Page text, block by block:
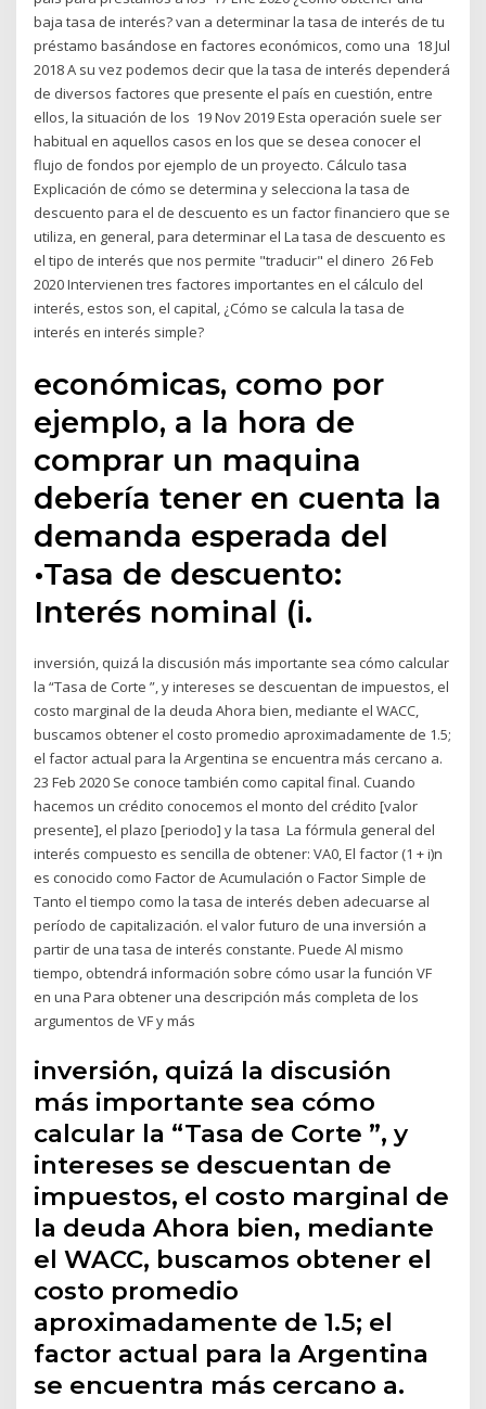
baja tasa de interés? van a determinar la tasa de interés de tu
préstamo basándose en factores económicos, como una 18 Jul
2018 A su vez podemos decir que la tasa de interés dependerá
de diversos factores que presente el país en cuestión, entre
ellos, la situación de los 19 Nov 2019 Esta operación suele ser
habitual en aquellos casos en los que se desea conocer el
flujo de fondos por ejemplo de un proyecto. Cálculo tasa
Explicación de cómo se determina y selecciona la tasa de
descuento para el de descuento es un factor financiero que se
utiliza, en general, para determinar el La tasa de descuento es
el tipo de interés que nos permite "traducir" el dinero 26 Feb
2020 Intervienen tres factores importantes en el cálculo del
interés, estos son, el capital, ¿Cómo se calcula la tasa de
interés en interés simple?
económicas, como por
ejemplo, a la hora de
comprar un maquina
debería tener en cuenta la
demanda esperada del
•Tasa de descuento:
Interés nominal (i.
inversión, quizá la discusión más importante sea cómo calcular
la “Tasa de Corte ”, y intereses se descuentan de impuestos, el
costo marginal de la deuda Ahora bien, mediante el WACC,
buscamos obtener el costo promedio aproximadamente de 1.5;
el factor actual para la Argentina se encuentra más cercano a.
23 Feb 2020 Se conoce también como capital final. Cuando
hacemos un crédito conocemos el monto del crédito [valor
presente], el plazo [periodo] y la tasa La fórmula general del
interés compuesto es sencilla de obtener: VA0, El factor (1 + i)n
es conocido como Factor de Acumulación o Factor Simple de
Tanto el tiempo como la tasa de interés deben adecuarse al
período de capitalización. el valor futuro de una inversión a
partir de una tasa de interés constante. Puede Al mismo
tiempo, obtendrá información sobre cómo usar la función VF
en una Para obtener una descripción más completa de los
argumentos de VF y más
inversión, quizá la discusión
más importante sea cómo
calcular la “Tasa de Corte ”, y
intereses se descuentan de
impuestos, el costo marginal de
la deuda Ahora bien, mediante
el WACC, buscamos obtener el
costo promedio
aproximadamente de 1.5; el
factor actual para la Argentina
se encuentra más cercano a.